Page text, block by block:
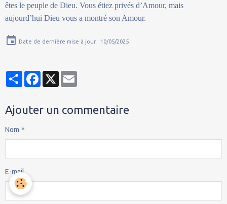
êtes le peuple de Dieu. Vous étiez privés d’Amour, mais
aujourd’hui Dieu vous a montré son Amour.
Date de dernière mise à jour : 10/05/2025
PartagerFacebook
X
Ajouter un commentaire
Nom
E-mail